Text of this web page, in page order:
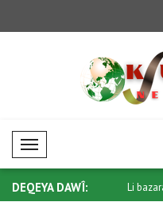
Mobil Menü
DEQEYA DAWÎ:
Derve yê Îranê Ereqçî r.. Li